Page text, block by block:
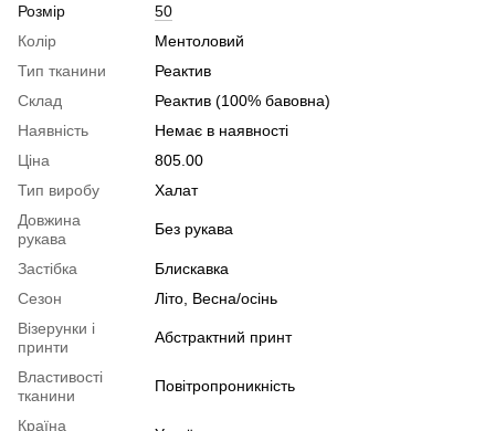
Розмір
50
Колір
Ментоловий
Тип тканини
Реактив
Склад
Реактив (100% бавовна)
Наявність
Немає в наявності
Ціна
805.00
Тип виробу
Халат
Довжина
рукава
Без рукава
Застібка
Блискавка
Сезон
Літо, Весна/осінь
Візерунки і
принти
Абстрактний принт
Властивості
тканини
Повітропроникність
Країна